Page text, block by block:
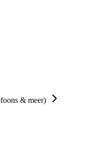
& meer)